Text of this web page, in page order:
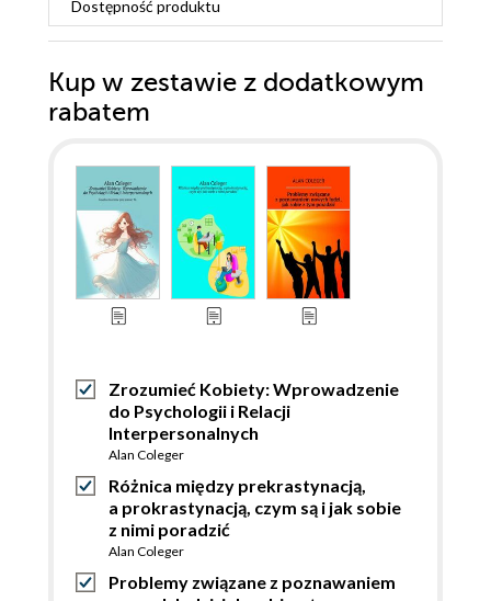
Dostępność produktu
Kup w zestawie z dodatkowym
rabatem
Zrozumieć Kobiety: Wprowadzenie
do Psychologii i Relacji
Interpersonalnych
Alan Coleger
Różnica między prekrastynacją,
a prokrastynacją, czym są i jak sobie
z nimi poradzić
Alan Coleger
Problemy związane z poznawaniem